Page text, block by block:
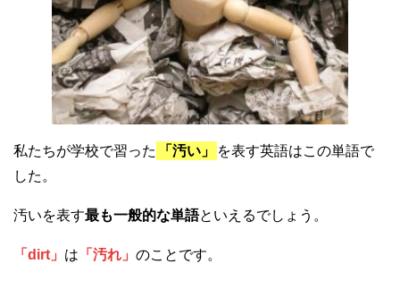
私たちが学校で習った 「汚い」
を表す英語はこの単語で
した。
汚いを表す最も一般的な単語といえるでしょう。
「dirt」 は 「汚れ」 のことです。